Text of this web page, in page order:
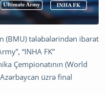
(BMU) tələbələrindən ibarət
“INHA FK”
Çempionatının (World
üzrə final